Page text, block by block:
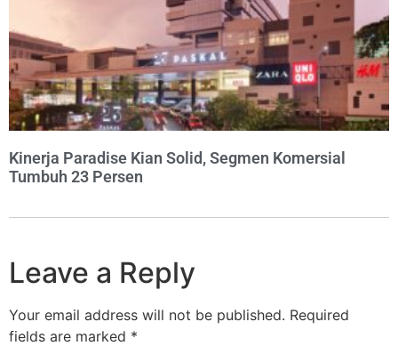
Kinerja Paradise Kian Solid, Segmen Komersial
Tumbuh 23 Persen
Leave a Reply
Your email address will not be published. Required
fields are marked *